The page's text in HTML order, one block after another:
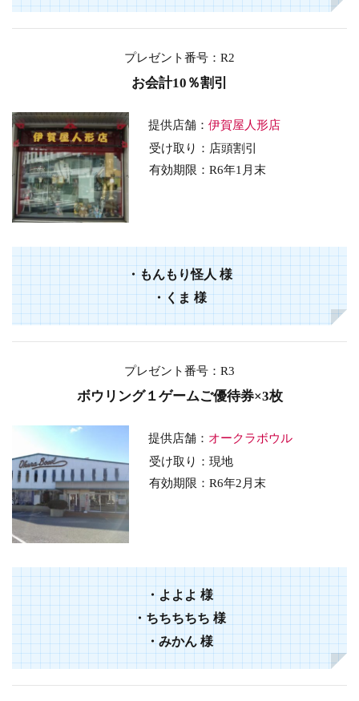
プレゼント番号：R2
お会計10％割引
提供店舗：伊賀屋人形店
受け取り：店頭割引
有効期限：R6年1月末
・もんもり怪人様
・くま様
プレゼント番号：R3
ボウリング１ゲームご優待券×3枚
提供店舗： オークラボウル
受け取り：現地
有効期限：R6年2月末
・よよよ様
・ちちちちち様
・みかん様